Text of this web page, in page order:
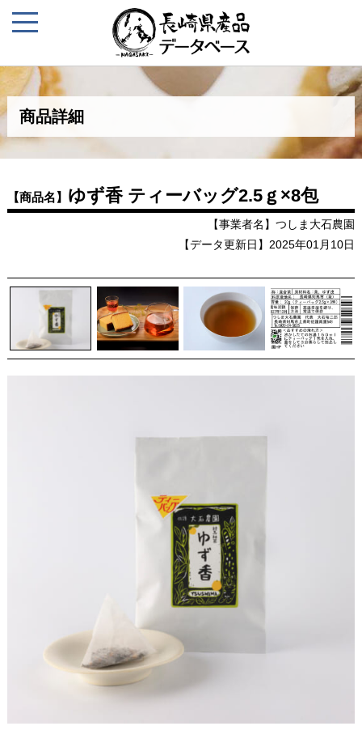
商品詳細
【商品名】 ゆず香 ティーバッグ2.5ｇ×8包
【事業者名】つしま大石農園
【データ更新日】2025年01月10日